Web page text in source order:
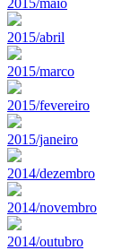
2015/abril
2015/marco
2015/fevereiro
2015/janeiro
2014/dezembro
2014/novembro
2014/outubro